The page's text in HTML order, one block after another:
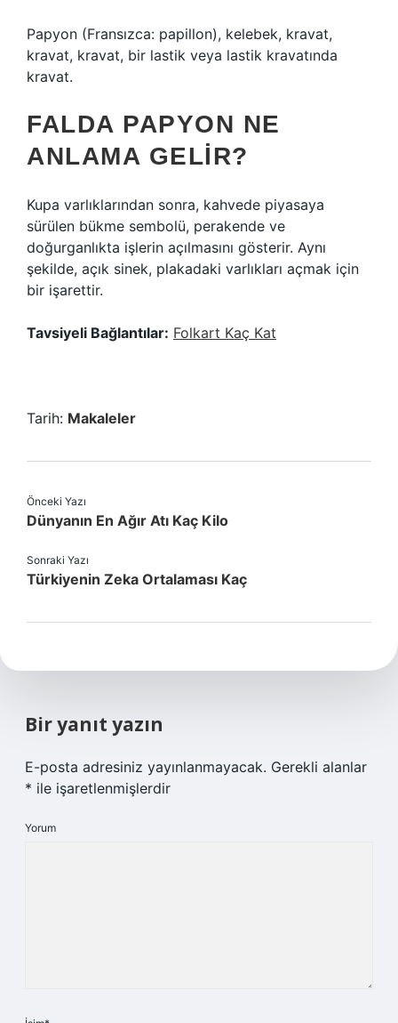
Papyon (Fransızca: papillon), kelebek, kravat,
kravat, kravat, bir lastik veya lastik kravatında
kravat.
FALDA PAPYON NE
ANLAMA GELIR?
Kupa varlıklarından sonra, kahvede piyasaya
sürülen bükme sembolü, perakende ve
doğurganlıkta işlerin açılmasını gösterir. Aynı
şekilde, açık sinek, plakadaki varlıkları açmak için
bir işarettir.
Tavsiyeli Bağlantılar: Folkart Kaç Kat
Tarih: Makaleler
Önceki Yazı
Dünyanın En Ağır Atı Kaç Kilo
Sonraki Yazı
Türkiyenin Zeka Ortalaması Kaç
Bir yanıt yazın
E-posta adresiniz yayınlanmayacak. Gerekli alanlar
* ile işaretlenmişlerdir
Yorum